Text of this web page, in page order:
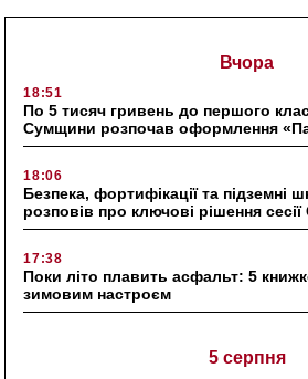
Вчора
18:51
По 5 тисяч гривень до першого
Сумщини розпочав оформлення
18:06
Безпека, фортифікації та підземні
розповів про ключові рішення
17:38
Поки літо плавить асфальт: 5
зимовим настроєм
5 серпня